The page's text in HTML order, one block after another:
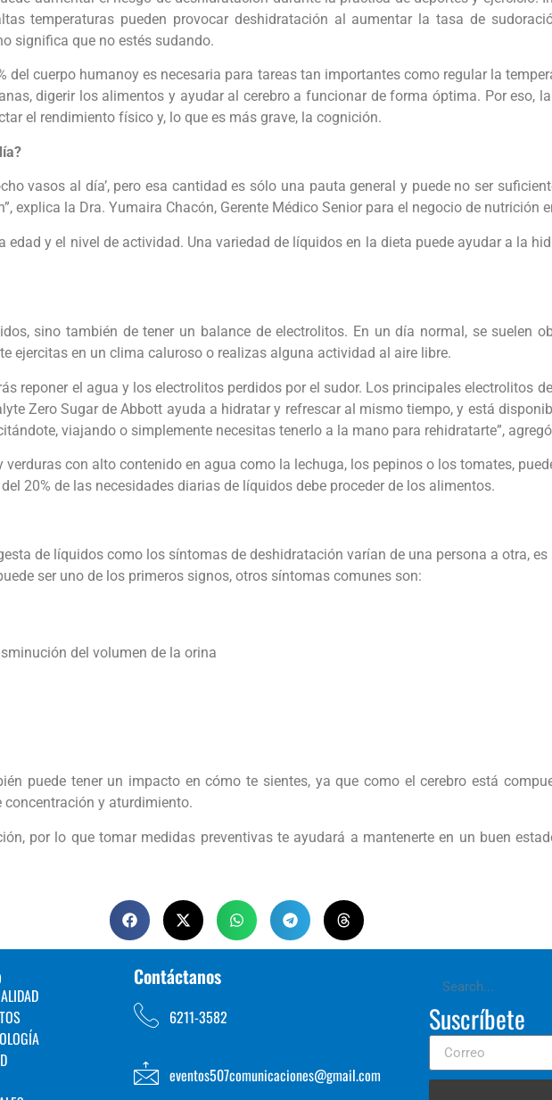
temperaturas pueden provocar deshidratación al aumentar la tasa de
significa que no estés sudando.
del cuerpo humanoy es necesaria para tareas tan importantes como regular la
digerir los alimentos y ayudar al cerebro a funcionar de forma óptima. Por eso,
el rendimiento físico y, lo que es más grave, la cognición.
vasos al día’, pero esa cantidad es sólo una pauta general y puede no ser
explica la Dra. Yumaira Chacón, Gerente Médico Senior para el negocio de nutrición
y el nivel de actividad. Una variedad de líquidos en la dieta puede ayudar a la
sino también de tener un balance de electrolitos. En un día normal, se suelen
ejercitas en un clima caluroso o realizas alguna actividad al aire libre.
reponer el agua y los electrolitos perdidos por el sudor. Los principales electrolitos
Zero Sugar de Abbott ayuda a hidratar y refrescar al mismo tiempo, y está
viajando o simplemente necesitas tenerlo a la mano para rehidratarte”,
con alto contenido en agua como la lechuga, los pepinos o los tomates,
20% de las necesidades diarias de líquidos debe proceder de los alimentos.
de líquidos como los síntomas de deshidratación varían de una persona a otra,
ser uno de los primeros signos, otros síntomas comunes son:
del volumen de la orina
puede tener un impacto en cómo te sientes, ya que como el cerebro está
y aturdimiento.
por lo que tomar medidas preventivas te ayudará a mantenerte en un buen
Contáctanos
6211-3582
eventos507comunicaciones@gmail.com
Suscríbete